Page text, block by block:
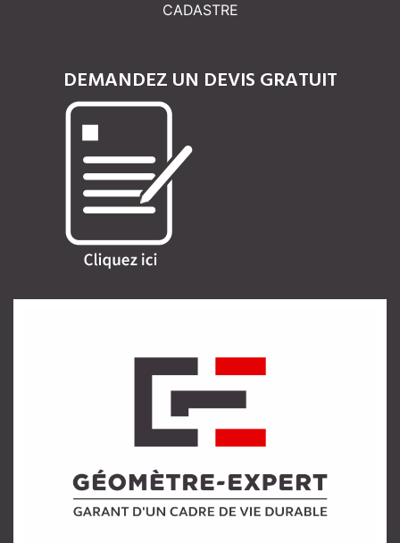
CADASTRE
DEMANDEZ UN DEVIS GRATUIT